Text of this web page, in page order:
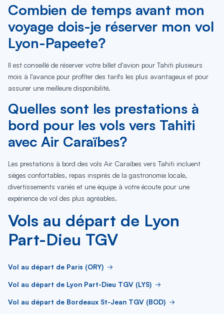
Combien de temps avant mon
voyage dois-je réserver mon vol
Lyon-Papeete?
Il est conseillé de réserver votre billet d'avion pour Tahiti plusieurs
mois à l'avance pour profiter des tarifs les plus avantageux et pour
assurer une meilleure disponibilité.
Quelles sont les prestations à
bord pour les vols vers Tahiti
avec Air Caraïbes?
Les prestations à bord des vols Air Caraïbes vers Tahiti incluent
sièges confortables, repas inspirés de la gastronomie locale,
divertissements variés et une équipe à votre écoute pour une
expérience de vol des plus agréables.
Vols au départ de Lyon
Part-Dieu TGV
Vol au départ de Paris (ORY)
Vol au départ de Lyon Part-Dieu TGV (LYS)
Vol au départ de Bordeaux St-Jean TGV (BOD)